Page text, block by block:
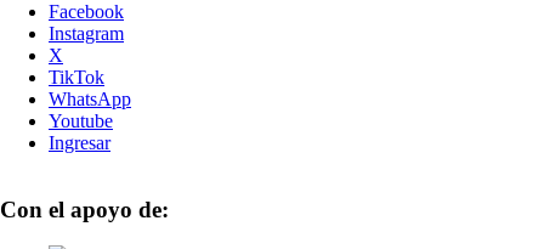
Facebook
Instagram
X
TikTok
WhatsApp
Youtube
Ingresar
Con el apoyo de: